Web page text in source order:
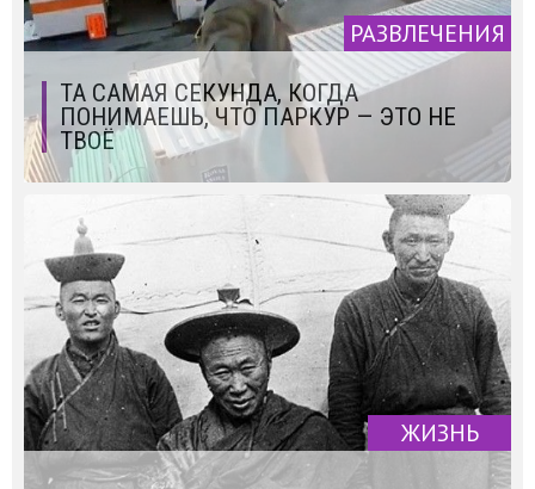
РАЗВЛЕЧЕНИЯ
ТА САМАЯ СЕКУНДА, КОГДА
ПОНИМАЕШЬ, ЧТО ПАРКУР — ЭТО НЕ
ТВОЁ
ЖИЗНЬ